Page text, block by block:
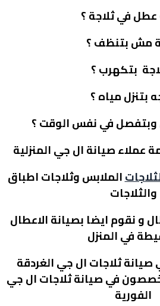
في ثلاجة ؟
مش بتنظف ؟
بتكهرب ؟
بتنزل مياه ؟
وبتفصل في نفس الوقت ؟
عملاء صيانة ال جي المنزلية
الملابسوثلاجات اطباق
والثلاجات
و نقوم ايضا بصيانة الاعطال
في المنزل
صيانة ثلاجات ال جي الغردقة
في صيانة ثلاجات ال جي
الفورية